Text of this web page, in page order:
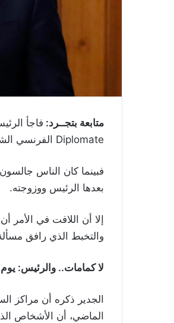
متابعة بتجــرد:
Diplomate الفرنسي الشهير في العاصمة بزيارة مباغتة.
فبينما كان الناس
بعدها الرئيس ووزوجته.
إلا أن اللافت في الأمر
والتخبط الذي رافق
لا كمامات.. والرئيس:
الجدير ذكره أن مراكز
الماضي، أن الأشخاص